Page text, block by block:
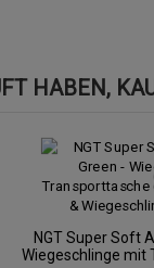
HABEN,
NGT Super Soft
Wiegeschlinge mit